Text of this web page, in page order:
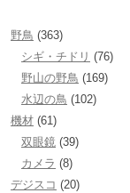
野鳥 (363)
シギ・チドリ (76)
野山の野鳥 (169)
水辺の鳥 (102)
機材 (61)
双眼鏡 (39)
カメラ (8)
デジスコ (20)